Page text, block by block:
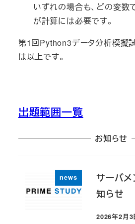
いずれの場合も、どの変数
が計算には必要です。
第1回Python3データ分析模擬
は以上です。
出題範囲一覧
お知らせ
news
サーバ
知らせ
投稿日
2026年2月3